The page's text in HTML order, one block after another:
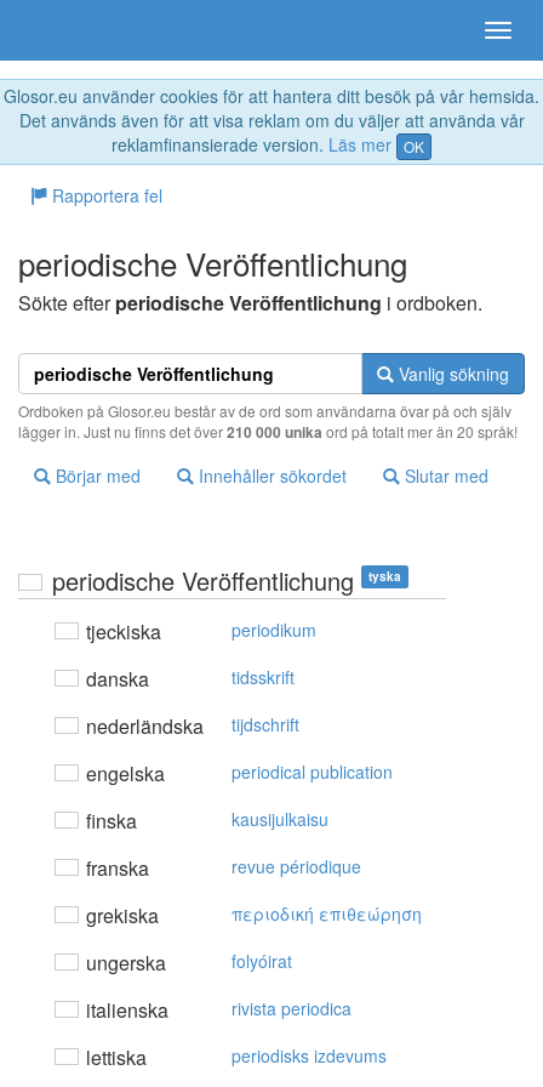
Glosor.eu använder cookies för att hantera ditt besök på vår hemsida.
Det används även för att visa reklam om du väljer att använda vår
reklamfinansierade version. Läs mer OK
Rapportera fel
periodische Veröffentlichung
Sökte efterperiodische Veröffentlichung i ordboken.
Vanlig sökning
Ordboken på Glosor.eu består av de ord som användarna övar på och själv
lägger in. Just nu finns det över210 000 unika ord på totalt mer än 20 språk!
Börjar med Innehåller sökordet Slutar med
periodische Veröffentlichung tyska
tjeckiska periodikum
danska tidsskrift
nederländska tijdschrift
engelska periodical publication
finska kausijulkaisu
franska revue périodique
grekiska περιoδική επιθεώρηση
ungerska folyóirat
italienska rivista periodica
lettiska periodisks izdevums